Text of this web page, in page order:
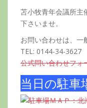
苫小牧青年会議所主
下さいませ。
お問い合わせは、
TEL: 0144-34-3627
公式問い合わせフォ
当日の駐車